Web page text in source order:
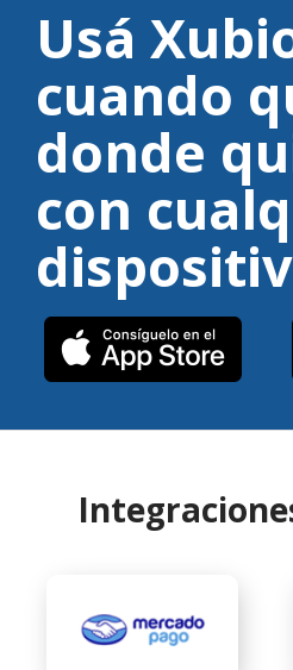
Usá
cuando
donde
con